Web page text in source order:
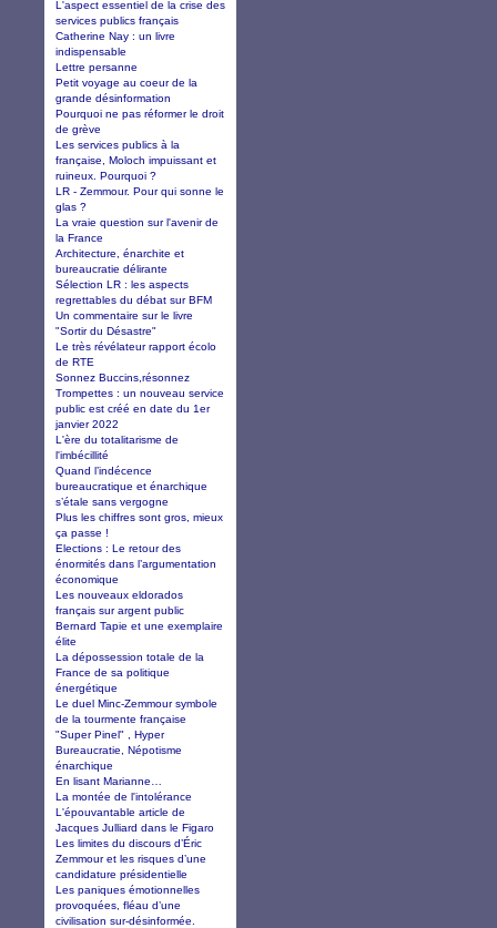
L'aspect essentiel de la crise des
services publics français
Catherine Nay : un livre
indispensable
Lettre persanne
Petit voyage au coeur de la
grande désinformation
Pourquoi ne pas réformer le droit
de grève
Les services publics à la
française, Moloch impuissant et
ruineux. Pourquoi ?
LR - Zemmour. Pour qui sonne le
glas ?
La vraie question sur l'avenir de
la France
Architecture, énarchite et
bureaucratie délirante
Sélection LR : les aspects
regrettables du débat sur BFM
Un commentaire sur le livre
"Sortir du Désastre"
Le très révélateur rapport écolo
de RTE
Sonnez Buccins,résonnez
Trompettes : un nouveau service
public est créé en date du 1er
janvier 2022
L'ère du totalitarisme de
l'imbécillité
Quand l’indécence
bureaucratique et énarchique
s’étale sans vergogne
Plus les chiffres sont gros, mieux
ça passe !
Elections : Le retour des
énormités dans l’argumentation
économique
Les nouveaux eldorados
français sur argent public
Bernard Tapie et une exemplaire
élite
La dépossession totale de la
France de sa politique
énergétique
Le duel Minc-Zemmour symbole
de la tourmente française
"Super Pinel" , Hyper
Bureaucratie, Népotisme
énarchique
En lisant Marianne…
La montée de l'intolérance
L'épouvantable article de
Jacques Julliard dans le Figaro
Les limites du discours d’Éric
Zemmour et les risques d’une
candidature présidentielle
Les paniques émotionnelles
provoquées, fléau d’une
civilisation sur-désinformée.